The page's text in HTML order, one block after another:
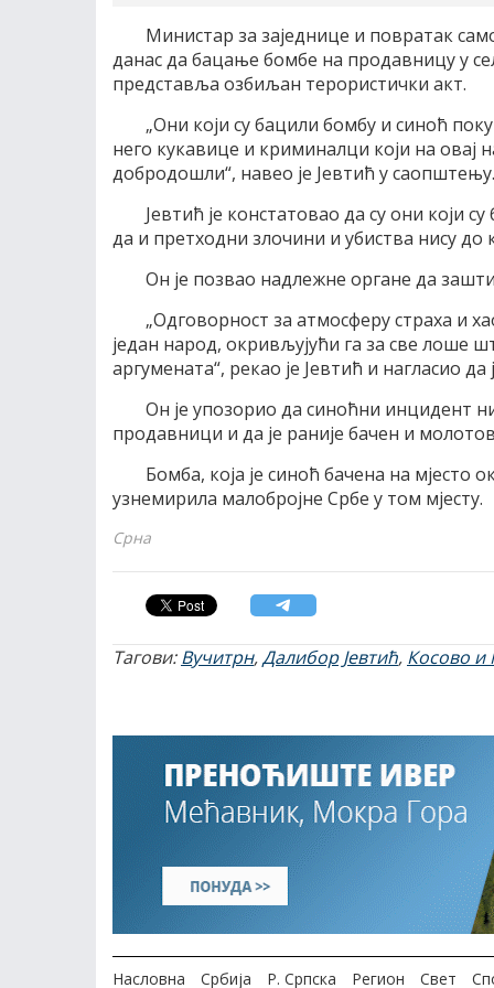
Министар за заједнице и повратак
данас да бацање бомбе на продавницу у
представља озбиљан терористички акт.
„Они који су бацили бомбу и синоћ
него кукавице и криминалци који на
добродошли“, навео је Јевтић у саопштењу.
Јевтић је констатовао да су они који
да и претходни злочини и убиства нису до
Он је позвао надлежне органе да
„Одговорност за атмосферу страха и
један народ, окривљујући га за све лоше
аргумената“, рекао је Јевтић и нагласио
Он је упозорио да синоћни инцидент
продавници и да је раније бачен и
Бомба, која је синоћ бачена на мјесто
узнемирила малобројне Србе у том мјесту.
Срна
Тагови:Вучитрн,Далибор Јевтић, Косово и
Насловна Србија Р. Српска Регион Свет